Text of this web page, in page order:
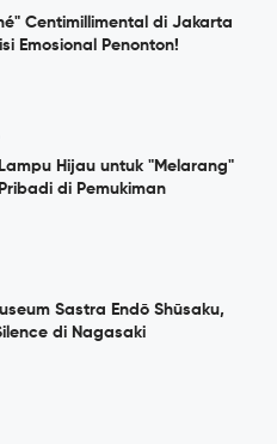
Centimillimental di Jakarta
Emosional Penonton!
Hijau untuk "Melarang"
di Pemukiman
Sastra Endō Shūsaku,
di Nagasaki